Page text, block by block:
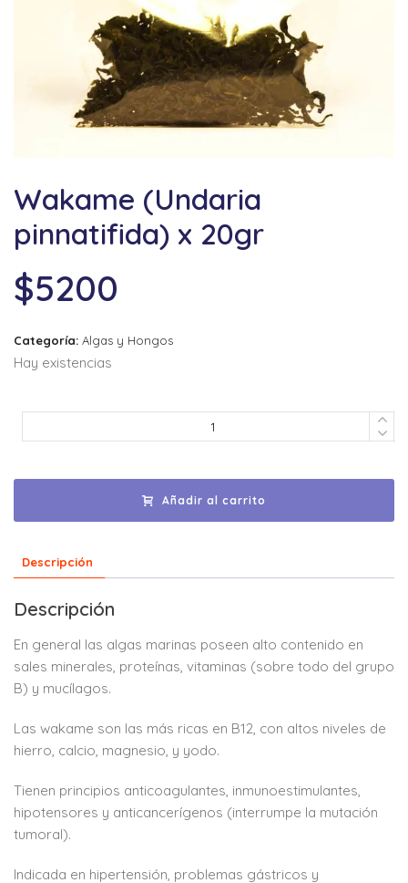
Wakame (Undaria
pinnatifida) x 20gr
$5200
Categoría: Algas y Hongos
Hay existencias
Añadir al carrito
Descripción
Descripción
En general las algas marinas poseen alto contenido en
sales minerales, proteínas, vitaminas (sobre todo del grupo
B) y mucílagos.
Las wakame son las más ricas en B12, con altos niveles de
hierro, calcio, magnesio, y yodo.
Tienen principios anticoagulantes, inmunoestimulantes,
hipotensores y anticancerígenos (interrumpe la mutación
tumoral).
Indicada en hipertensión, problemas gástricos y